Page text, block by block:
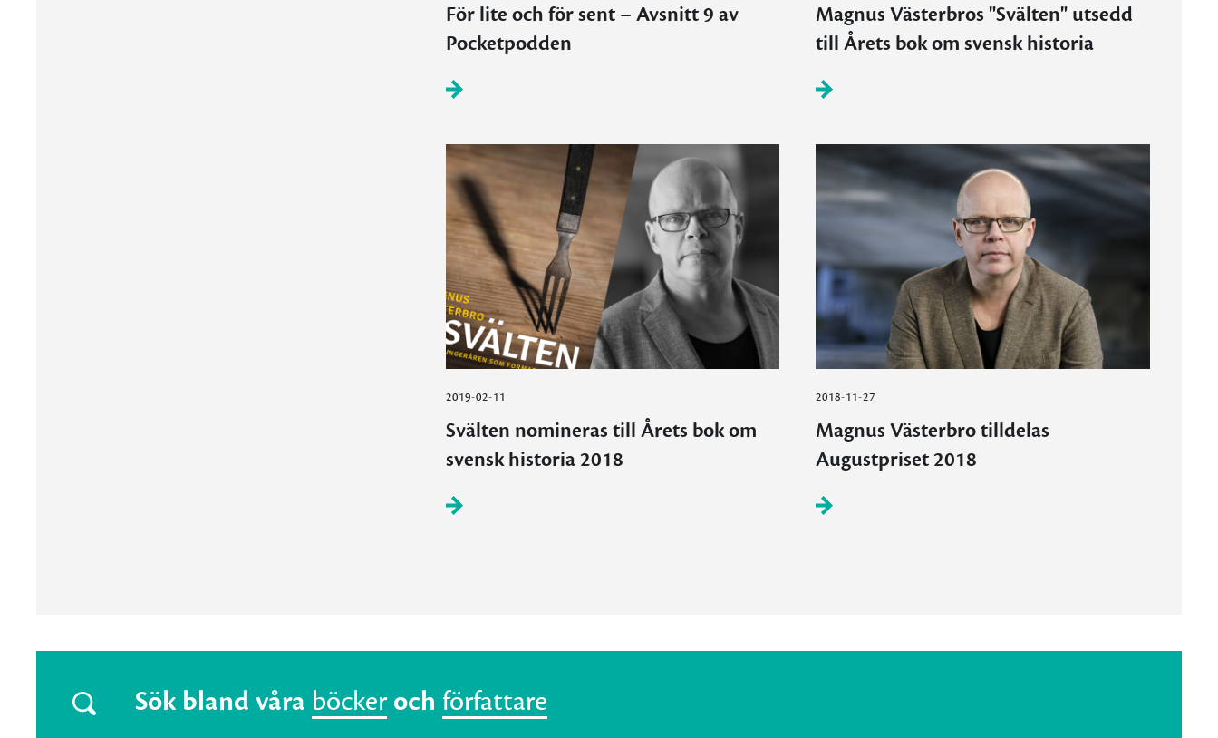
För lite och för sent – Avsnitt 9 av
Pocketpodden
Magnus Västerbros "Svälten" utsedd
till Årets bok om svensk historia
2019-02-11
Svälten nomineras till Årets bok om
svensk historia 2018
2018-11-27
Magnus Västerbro tilldelas
Augustpriset 2018
Sök bland våra böcker och författare